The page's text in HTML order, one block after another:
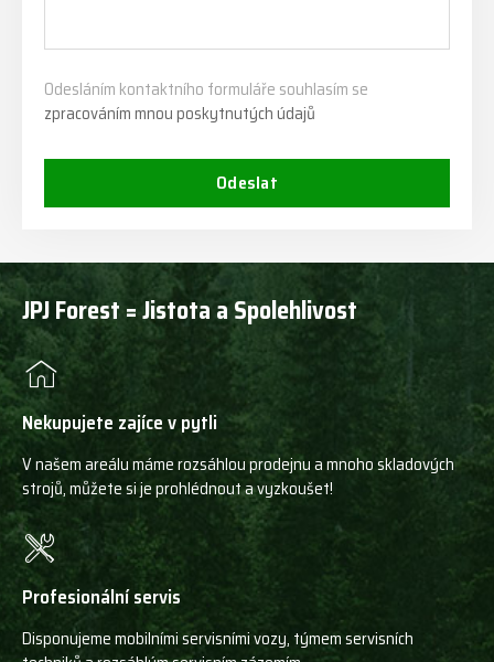
Odesláním kontaktního formuláře souhlasím se
zpracováním mnou poskytnutých údajů
Odeslat
JPJ Forest = Jistota a Spolehlivost
Nekupujete zajíce v pytli
V našem areálu máme rozsáhlou prodejnu a mnoho skladových
strojů, můžete si je prohlédnout a vyzkoušet!
Profesionální servis
Disponujeme mobilními servisními vozy, týmem servisních